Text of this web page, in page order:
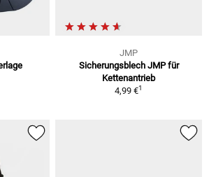
JMP
Sicherungsblech JMP für
Kettenantrieb
4,99 €1